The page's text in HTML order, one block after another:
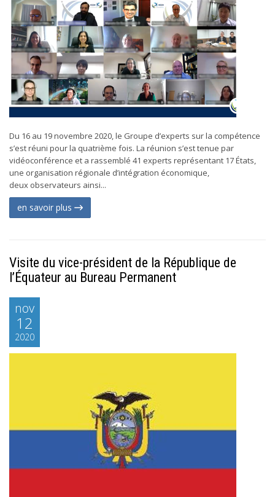
Du 16 au 19 novembre 2020, le Groupe d’experts sur la compétence
s’est réuni pour la quatrième fois. La réunion s’est tenue par
vidéoconférence et a rassemblé 41 experts représentant 17 États,
une organisation régionale d’intégration économique,
deux observateurs ainsi...
en savoir plus
Visite du vice-président de la République de
l’Équateur au Bureau Permanent
nov
12
2020